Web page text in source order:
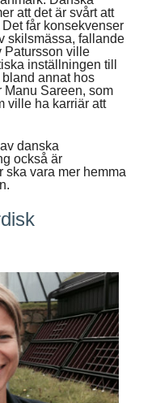
att det är svårt att
får konsekvenser
skilsmässa, fallande
Patursson ville
inställningen till
annat hos
Manu Sareen, som
ville ha karriär att
danska
också är
vara mer hemma